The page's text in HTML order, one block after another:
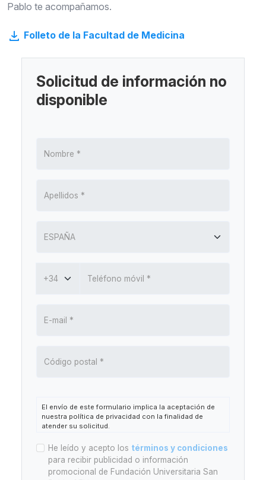
Pablo te acompañamos.
Folleto de la Facultad de Medicina
Solicitud de información no
disponible
El envío de este formulario implica la aceptación de
nuestra política de privacidad con la finalidad de
atender su solicitud.
Responsable:Fundación Universitaria San Pablo CEU
(en adelante, FUSP-CEU).
Finalidad:Atender la solicitud de información o
gestionar la asistencia al evento. Está prevista la
He leído y acepto los términos y condiciones
para recibir publicidad o información
promocional de Fundación Universitaria San